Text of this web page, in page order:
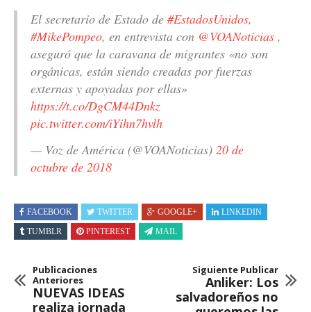
El secretario de Estado de #EstadosUnidos,
#MikePompeo​, en entrevista con @VOANoticias ,
aseguró que la caravana de migrantes «no son
orgánicas, están siendo creadas por fuerzas
externas y apoyadas por ellas»
https://t.co/DgCM44Dnkz
pic.twitter.com/iYihn7hvlh
— Voz de América (@VOANoticias) 20 de
octubre de 2018
FACEBOOK TWITTER GOOGLE+
LINKEDIN
TUMBLR
PINTEREST MAIL
Publicaciones
Anteriores
NUEVAS IDEAS
realiza jornada
Siguiente Publicar
Anliker: Los
salvadoreños no